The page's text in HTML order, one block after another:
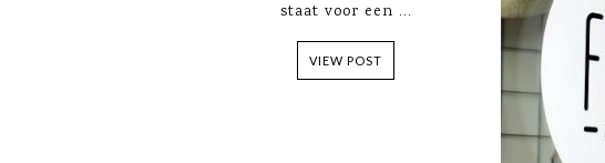
staat voor een ...
VIEW POST